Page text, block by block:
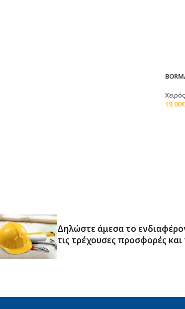
Χειρός
19,00€
Δηλώστε άμεσα το
τις τρέχουσες προσφορές